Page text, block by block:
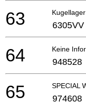
63 6305VV
Keine
64 948528
SPECIAL
65 974608